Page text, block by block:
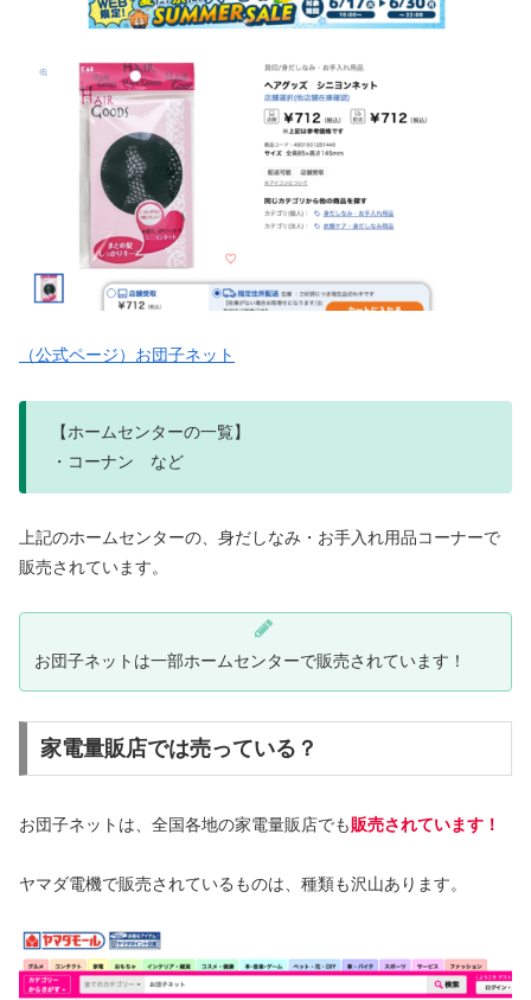
（公式ページ）お団子ネット
【ホームセンターの一覧】
・コーナン など
上記のホームセンターの、身だしなみ・お手入れ用品コーナーで
販売されています。
お団子ネットは一部ホームセンターで販売されています！
家電量販店では売っている？
お団子ネットは、全国各地の家電量販店でも 販売されています！
ヤマダ電機で販売されているものは、種類も沢山あります。